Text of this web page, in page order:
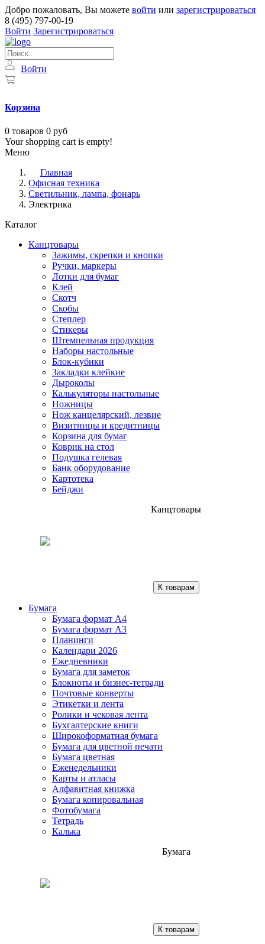
Добро пожаловать, Вы можете войти или зарегистрироваться
8 (495) 797-00-19
Войти Зарегистрироваться
Войти
Корзина
0 товаров 0 руб
Your shopping cart is empty!
Меню
Главная
Офисная техника
Светильник, лампа, фонарь
Электрика
Каталог
Канцтовары
Зажимы, скрепки и кнопки
Ручки, маркеры
Лотки для бумаг
Клей
Скотч
Скобы
Степлер
Стикеры
Штемпельная продукция
Наборы настольные
Блок-кубики
Закладки клейкие
Дыроколы
Калькуляторы настольные
Ножницы
Нож канцелярский, лезвие
Визитницы и кредитницы
Корзина для бумаг
Коврик на стол
Подушка гелевая
Банк оборудование
Картотека
Бейджи
Канцтовары
К товарам
Бумага
Бумага формат А4
Бумага формат А3
Планинги
Календари 2026
Ежедневники
Бумага для заметок
Блокноты и бизнес-тетради
Почтовые конверты
Этикетки и лента
Ролики и чековая лента
Бухгалтерские книги
Широкоформатная бумага
Бумага для цветной печати
Бумага цветная
Еженедельники
Карты и атласы
Алфавитная книжка
Бумага копировальная
Фотобумага
Тетрадь
Калька
Бумага
К товарам